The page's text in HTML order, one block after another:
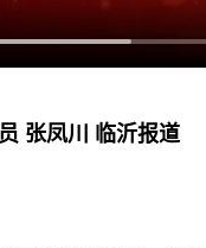
张凤川 临沂报道